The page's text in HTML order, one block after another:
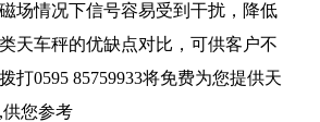
场情况下信号容易受到干扰，降低
天车秤的优缺点对比，可供客户不
打0595 85759933将免费为您提供天
您参考